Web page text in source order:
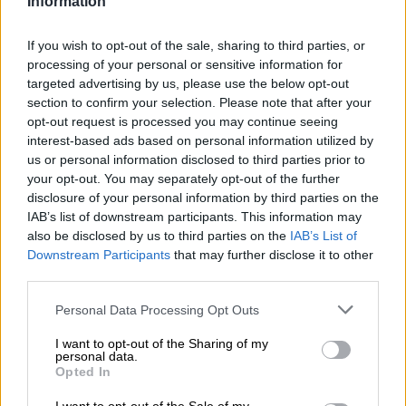
If you wish to opt-out of the sale, sharing to third parties, or
processing of your personal or sensitive information for
targeted advertising by us, please use the below opt-out
section to confirm your selection. Please note that after your
opt-out request is processed you may continue seeing
interest-based ads based on personal information utilized by
us or personal information disclosed to third parties prior to
your opt-out. You may separately opt-out of the further
disclosure of your personal information by third parties on the
IAB’s list of downstream participants. This information may
also be disclosed by us to third parties on the IAB’s List of
Downstream Participants that may further disclose it to other
Please note that this website/app uses one or more Google
not limited to your visit or usage behaviour. You may click to
grant or deny consent to Google and its third-party tags to
use your data for below specified purposes in below Google
consent section.
Personal Data Processing Opt Outs
I want to opt-out of the Sharing of my
personal data.
Opted In
talousdata nopeuttaa rahoituspäätöksiä
Finagon vastuullisuus 2025 – ihmiset,
tietoturva ja toimitusketju painopisteinä
Lars Engbork on aloittanut Finago-
konsernin toimitusjohtajana
Finagon ISO 27001 -sertifikaatin uudistus ­­­
todistaa tietoturvalliset toiminta­tavat
Taloushallinnon ammattilaisen vuosi,